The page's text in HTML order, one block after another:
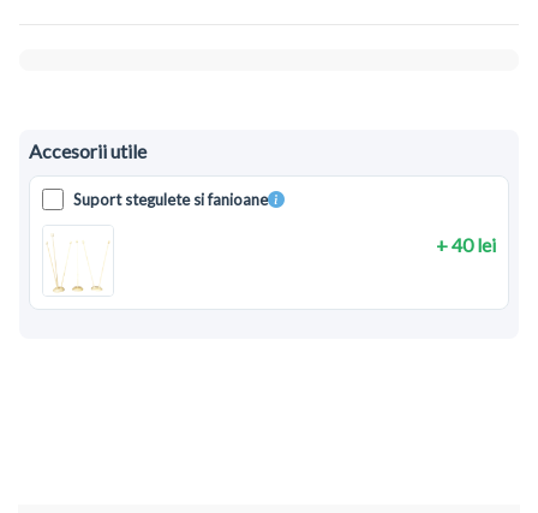
Accesorii utile
Suport stegulete si fanioane
+ 40 lei